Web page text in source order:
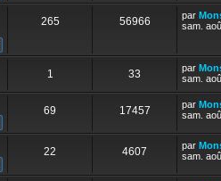
265 56966 par
sam.
1 33 par
sam.
69 17457 par
sam.
22 4607 par
sam.